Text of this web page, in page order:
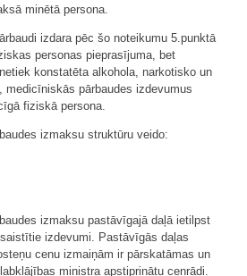
minētā persona.
izdara pēc šo noteikumu 5.punktā
personas pieprasījuma, bet
konstatēta alkohola, narkotisko un
medicīniskās pārbaudes izdevumus
fiziskā persona.
izmaksu struktūru veido:
izmaksu pastāvīgajā daļā ietilpst
izdevumi. Pastāvīgās daļas
cenu izmaiņām ir pārskatāmas un
ministra apstiprinātu cenrādi.